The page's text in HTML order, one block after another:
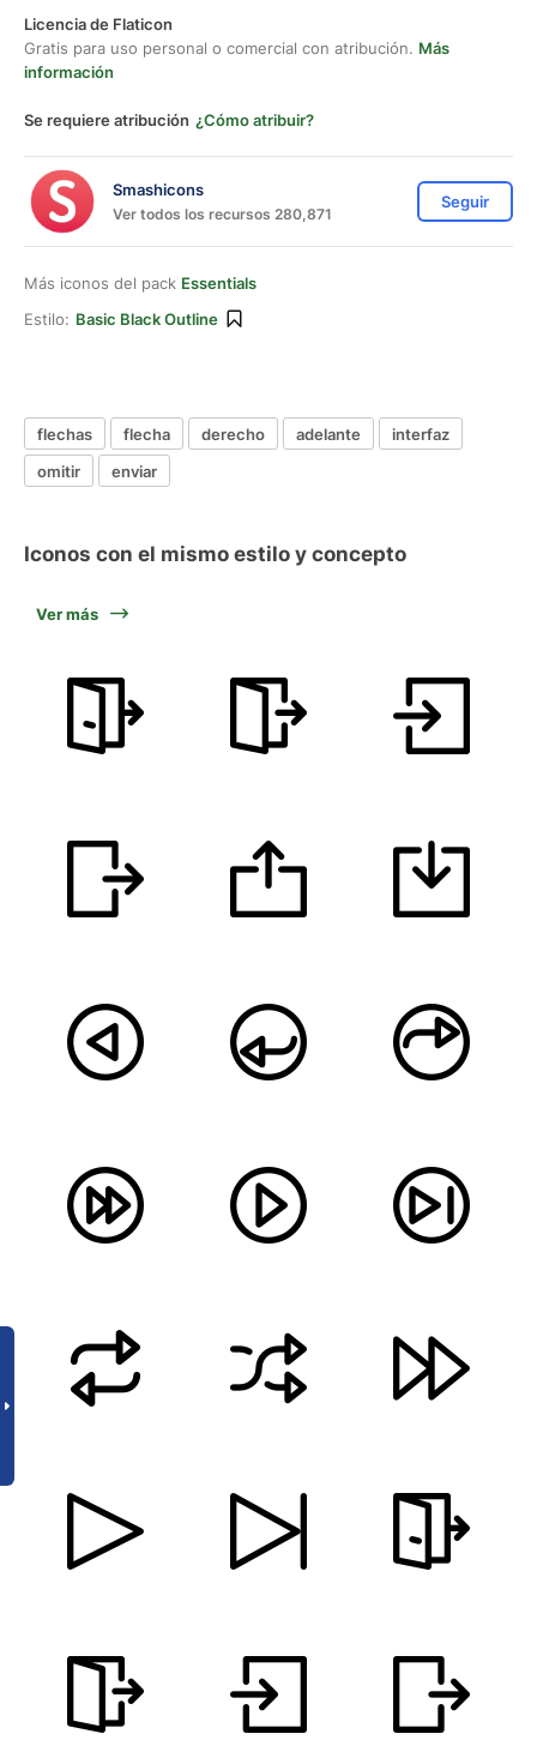
Licencia de Flaticon
Gratis para uso personal o comercial con atribución. Más
información
Se requiere atribución ¿Cómo atribuir?
Smashicons
Ver todos los recursos 280,871
Seguir
Más iconos del pack Essentials
Estilo: Basic Black Outline
flechas flecha derecho adelante
interfaz
omitir
enviar
Iconos con el mismo estilo y concepto
Ver más